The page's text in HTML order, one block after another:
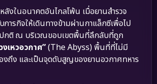
หลังในอนาคตอันไกลโพ้น เมื่อยานสำรวจ
ภารกิจให้เดินทางข้ามผ่านกาแล็กซีเพื่อไป
กติ ณ บริเวณขอบเขตพื้นที่ลึกลับที่ถูก
งเหวอวกาศ”(The Abyss) พื้นที่ที่ไม่มี
งถึง และเป็นจุดดับสูญของยานอวกาศทหาร